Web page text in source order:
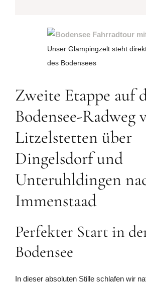
Unser Glampingzelt steht
des Bodensees
Zweite Etappe auf
Bodensee-Radweg
Litzelstetten über
Dingelsdorf und
Unteruhldingen
Immenstaad
Perfekter Start in
Bodensee
In dieser absoluten Stille schlafen wir